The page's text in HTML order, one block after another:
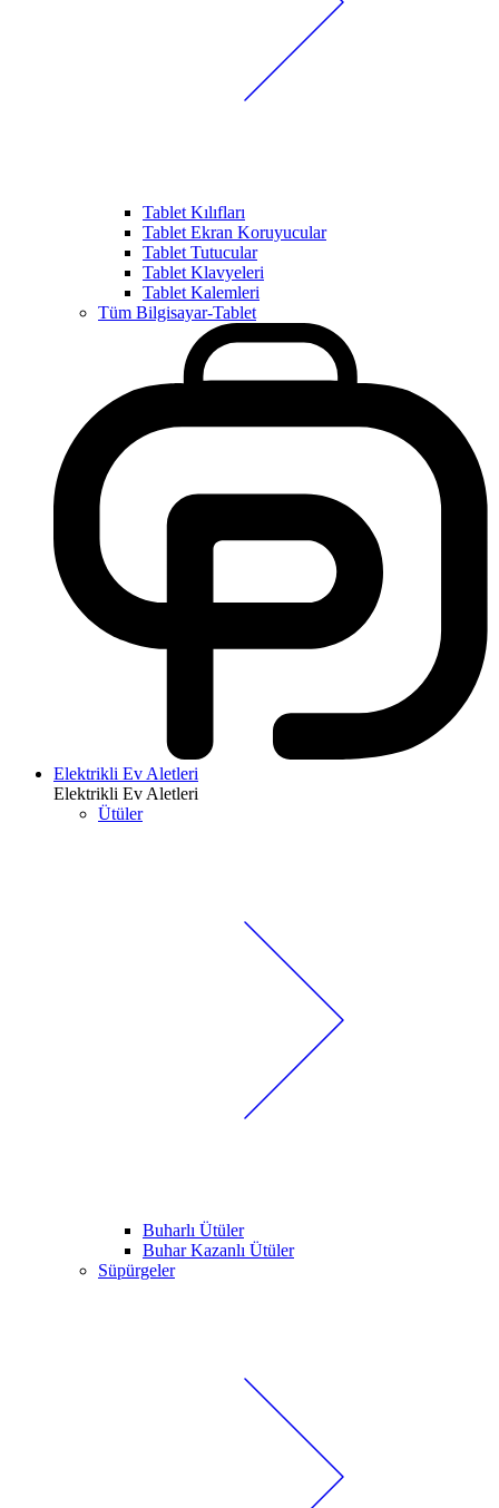
Tablet Kılıfları
Tablet Ekran Koruyucular
Tablet Tutucular
Tablet Klavyeleri
Tablet Kalemleri
Tüm Bilgisayar-Tablet
Elektrikli Ev Aletleri
Elektrikli Ev Aletleri
Ütüler
Buharlı Ütüler
Buhar Kazanlı Ütüler
Süpürgeler